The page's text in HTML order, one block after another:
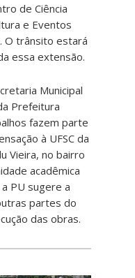
de Ciência
e Eventos
O trânsito estará
essa extensão.
Municipal
Prefeitura
fazem parte
à UFSC da
Vieira, no bairro
acadêmica
PU sugere a
partes do
das obras.